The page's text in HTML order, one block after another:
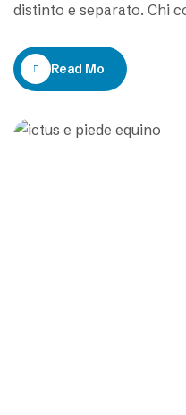
distinto e separato. Chi
cerebrale. La paziente
Ha recuperato il danno
Read More